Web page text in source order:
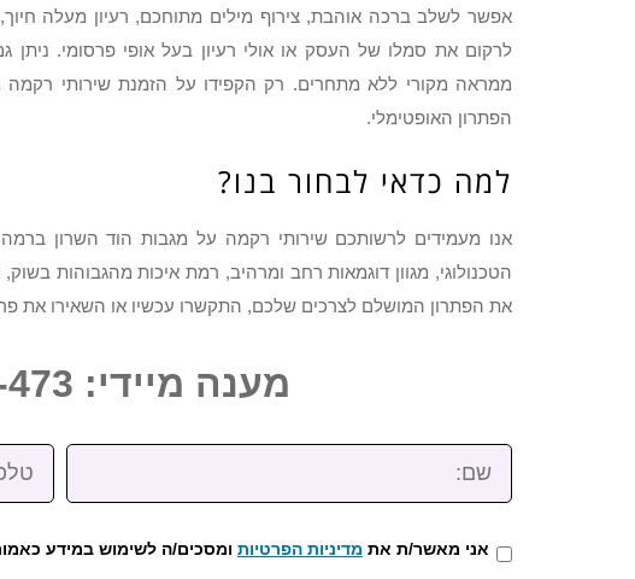
אפשר לשלב ברכה אוהבת, צירוף מילים מתוחכם, רעיון מעלה
לרקום את סמלו של העסק או אולי רעיון בעל אופי פרסומי. ניתן
ממראה מקורי ללא מתחרים. רק הקפידו על הזמנת שירותי
הפתרון האופטימלי.
למה כדאי לבחור בנו?
אנו מעמידים לרשותכם שירותי רקמה על מגבות הוד השרון
הטכנולוגי, מגוון דוגמאות רחב ומרהיב, רמת איכות מהגבוהות
את הפתרון המושלם לצרכים שלכם, התקשרו עכשיו או השאירו את
מענה מיידי: 072-3922-473
שם: טלפון:
אני מאשר/ת את מדיניות הפרטיות ומסכים/ה לשימוש במידע